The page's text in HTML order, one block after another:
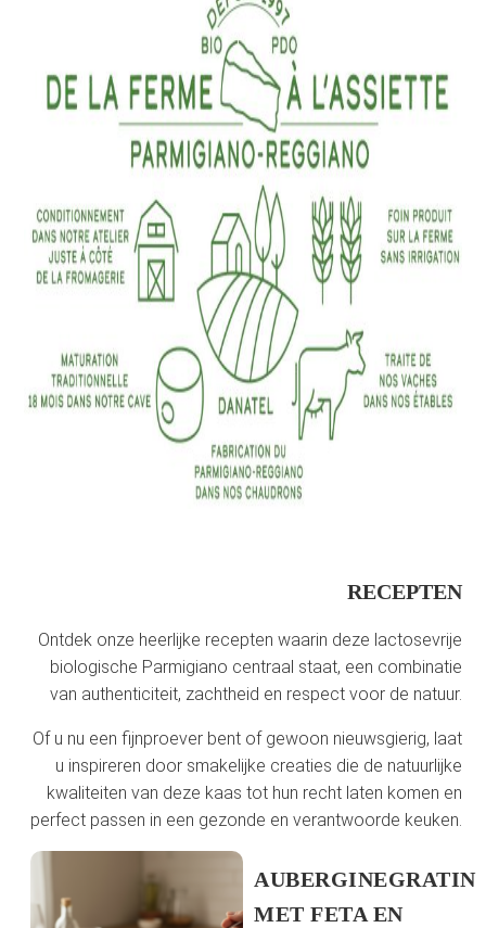
RECEPTEN
Ontdek onze heerlijke recepten waarin deze lactosevrije
biologische Parmigiano centraal staat, een combinatie
van authenticiteit, zachtheid en respect voor de natuur.
Of u nu een fijnproever bent of gewoon nieuwsgierig, laat
u inspireren door smakelijke creaties die de natuurlijke
kwaliteiten van deze kaas tot hun recht laten komen en
perfect passen in een gezonde en verantwoorde keuken.
AUBERGINEGRATIN
MET FETA EN